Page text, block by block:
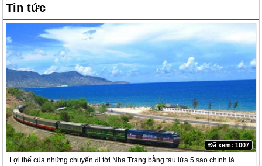
Tin tức
Lợi thế của những chuyến đi tới Nha Trang bằng tàu lửa 5 sao chính là
Đã xem: 1007